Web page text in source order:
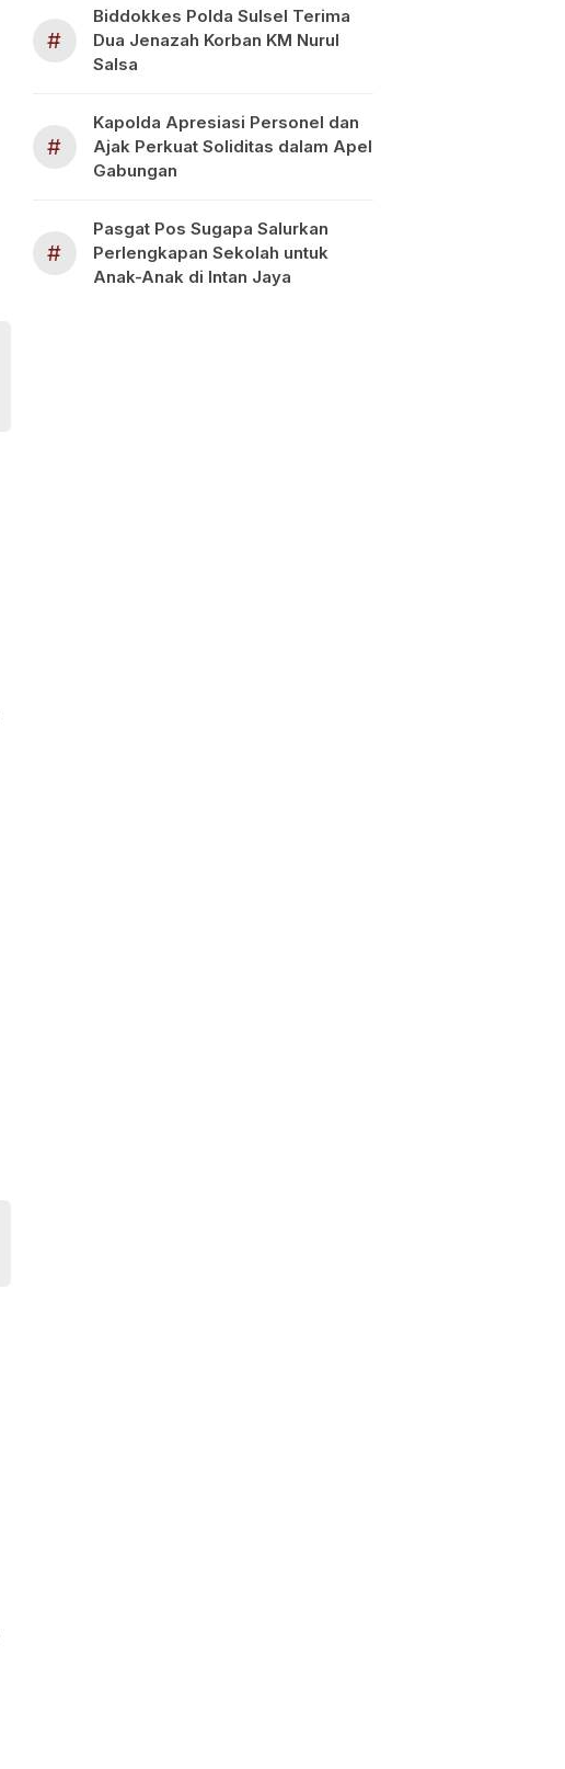
#
Biddokkes Polda Sulsel Terima
Dua Jenazah Korban KM Nurul
Salsa
#
Kapolda Apresiasi Personel dan
Ajak Perkuat Soliditas dalam Apel
Gabungan
#
Pasgat Pos Sugapa Salurkan
Perlengkapan Sekolah untuk
Anak-Anak di Intan Jaya